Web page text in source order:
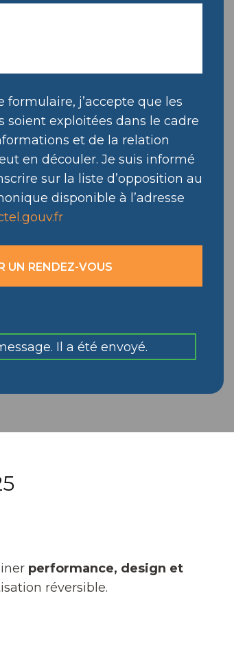
formulaire, j’accepte que les
soient exploitées dans le cadre
et de la relation
en découler. Je suis informé
sur la liste d’opposition au
disponible à l’adresse
Il a été envoyé.
performance, design et
réversible.